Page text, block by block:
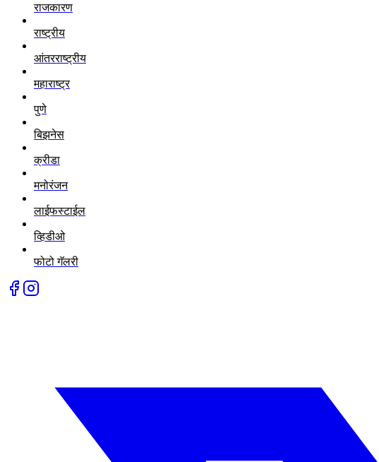
राजकारण
राष्ट्रीय
आंतरराष्ट्रीय
महाराष्ट्र
पुणे
बिझनेस
क्रीडा
मनोरंजन
लाईफस्टाईल
व्हिडीओ
फोटो गॅलरी